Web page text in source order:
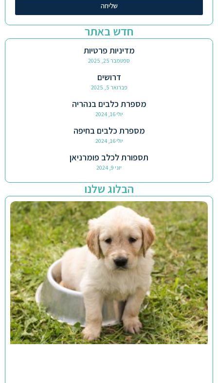
שליחה
חדש באתר
מדיניות פרטיות
ספטמבר 25, 2025
דרושים
פברואר 5, 2025
מספרת כלבים בנהריה
מספרת כלבים בחיפה
תספורת לכלב פומרניאן
הבלוג שלנו